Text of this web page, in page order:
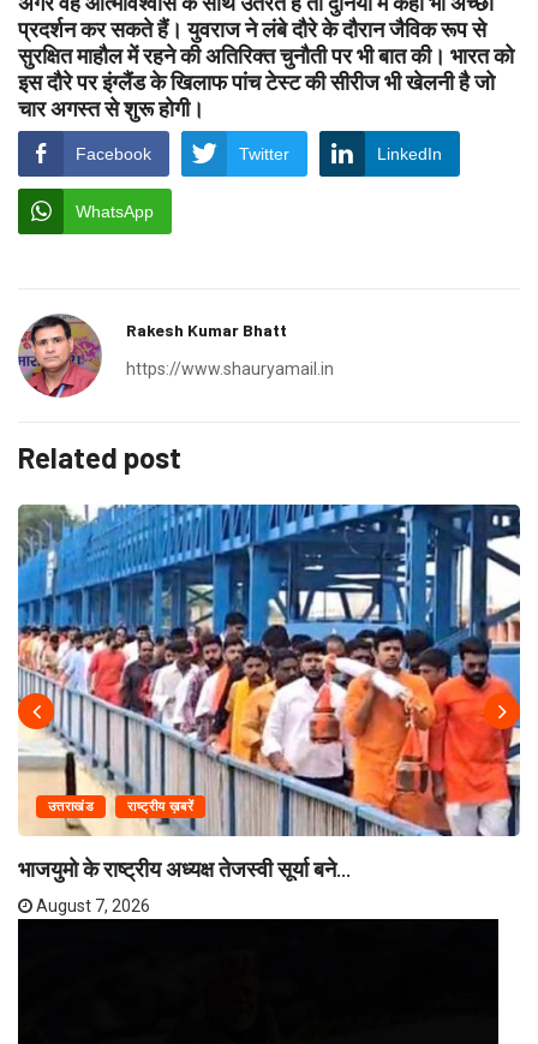
प्रदर्शन कर सकते हैं। युवराज ने लंबे दौरे के दौरान जैविक रूप से
सुरक्षित माहौल में रहने की अतिरिक्त चुनौती पर भी बात की। भारत को
इस दौरे पर इंग्लैंड के खिलाफ पांच टेस्ट की सीरीज भी खेलनी है जो
चार अगस्त से शुरू होगी।
Facebook Twitter LinkedIn
WhatsApp
Rakesh Kumar Bhatt
https://www.shauryamail.in
Related post
उत्तराखंड राष्ट्रीय ख़बरें
भाजयुमो के राष्ट्रीय अध्यक्ष तेजस्वी सूर्या बने...
August 7, 2026